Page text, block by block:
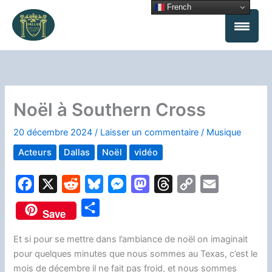
contenu
Noël à Southern Cross
20 décembre 2024/ Laisser un commentaire / Musique
Acteurs
Dallas Noël vidéo
a
c
e
b
e
d
d
i
e
s
M
s
e
M
t
o
e
a
C
y
L
i
l
Save
r
Et si pour se mettre dans l’ambiance de noël on imaginait
pour quelques minutes que nous sommes au Texas, c’est le
mois de décembre il ne fait pas froid, et nous sommes
French